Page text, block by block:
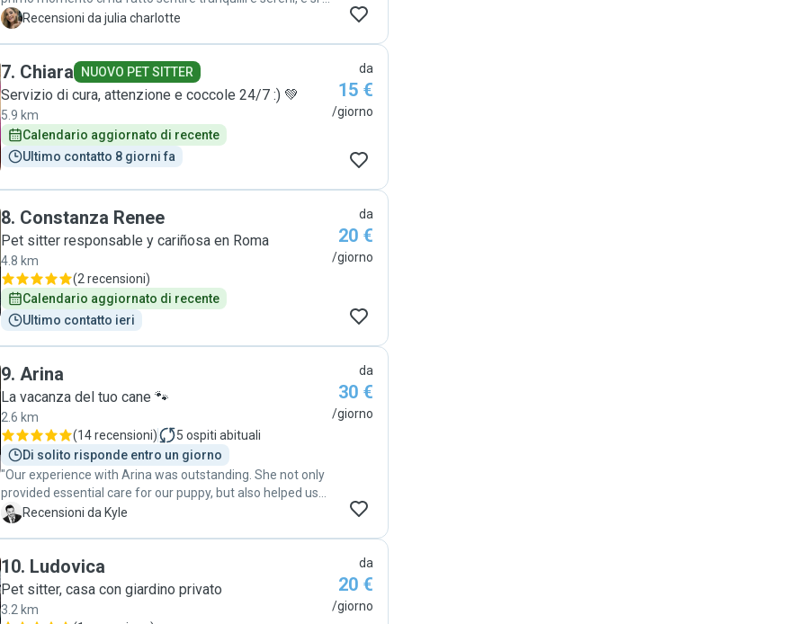
preso cura di lui con un amore e un’attenzione incredibili,
quanto Whisky fosse felice, coccolato e trattato
benissimo. Si vede davvero quanto Giulio ami gli animali e
quanta passione metta in quello che fa. In più, anche la
sua famiglia è stata super carina e accogliente con Whisky.
Passeggiate frequenti, tante attenzioni e una cura
davvero speciale in ogni dettaglio. Addirittura, quando si è
Non potevamo chiedere di meglio. Consigliamo Giulio
assolutamente e lasceremmo Whisky di nuovo con lui
senza il minimo dubbio 🐶"
J Recensioni da julia charlotte
7. Chiara NUOVO PET SITTER
Servizio di cura, attenzione e coccole 24/7 :) 💚
5.9 km
Calendario aggiornato di recente
Ultimo contatto 8 giorni fa
da
15 €
/giorno
8. Constanza Renee
Pet sitter responsable y cariñosa en Roma
4.8 km
(2 recensioni)
Calendario aggiornato di recente
Ultimo contatto ieri
da
20 €
/giorno
9. Arina
La vacanza del tuo cane 🐾
2.6 km
(14 recensioni) 5 ospiti abituali
Di solito risponde entro un giorno
"Our experience with Arina was outstanding. She not only
provided essential care for our puppy, but also helped us
with his development and training. We're extremely
K Recensioni da Kyle
da
30 €
/giorno
10. Ludovica
Pet sitter, casa con giardino privato
3.2 km
da
20 €
/giorno